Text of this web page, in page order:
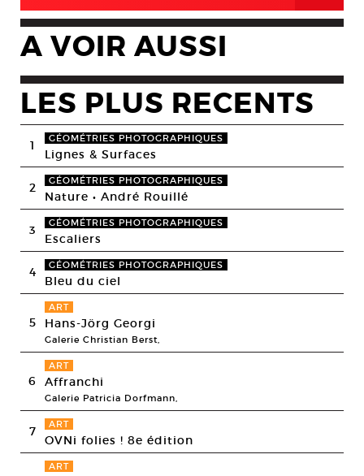
A VOIR AUSSI
LES PLUS RECENTS
1 GÉOMÉTRIES PHOTOGRAPHIQUES
Lignes & Surfaces
2 GÉOMÉTRIES PHOTOGRAPHIQUES
Nature • André Rouillé
3 GÉOMÉTRIES PHOTOGRAPHIQUES
Escaliers
4 GÉOMÉTRIES PHOTOGRAPHIQUES
Bleu du ciel
5
ART
Hans-Jörg Georgi
Galerie Christian Berst,
6
ART
Affranchi
Galerie Patricia Dorfmann,
7 ART
OVNi folies ! 8e édition
ART